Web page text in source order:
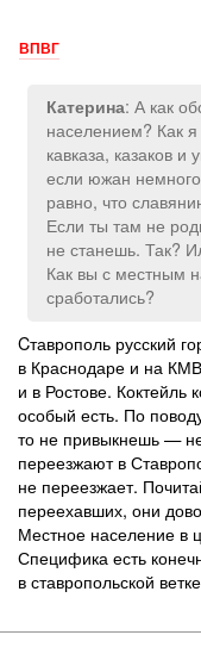
ВПВГ
Катерина: А как
населением? Как
кавказа, казаков
если южан
равно, что
Если ты там не
не станешь. Так?
Как вы с местным
сработались?
Cтаврополь русский
в Краснодаре и на
и в Ростове. Коктейль
особый есть. По
то не привыкнешь —
переезжают в
не переезжает.
переехавших, они
Местное население в
Специфика есть
в ставропольской